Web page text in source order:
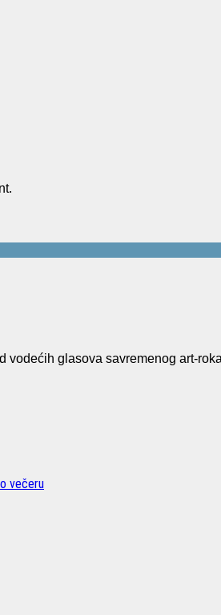
glasova savremenog art-
večeru